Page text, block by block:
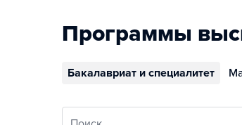
Программы
Бакалавриат и специалитет